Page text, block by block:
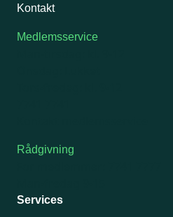
Kontakt
Medlemsservice
Rådgivning
Services